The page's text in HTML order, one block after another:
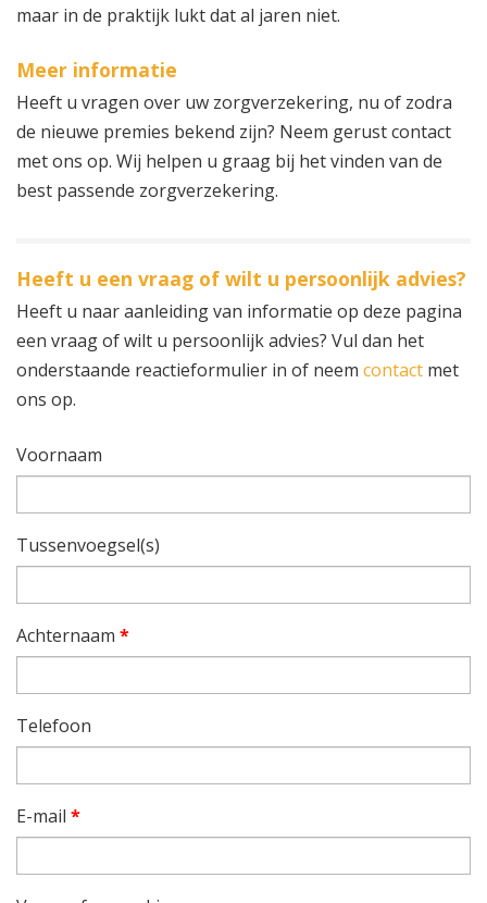
maar in de praktijk lukt dat al jaren niet.
Meer informatie
Heeft u vragen over uw zorgverzekering, nu of zodra
de nieuwe premies bekend zijn? Neem gerust contact
met ons op. Wij helpen u graag bij het vinden van de
best passende zorgverzekering.
Heeft u een vraag of wilt u persoonlijk advies?
Heeft u naar aanleiding van informatie op deze pagina
een vraag of wilt u persoonlijk advies? Vul dan het
onderstaande reactieformulier in of neem contact met
ons op.
Voornaam
Tussenvoegsel(s)
Achternaam *
Telefoon
E-mail *